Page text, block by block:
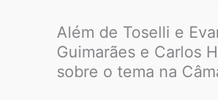
Além de Toselli e
Guimarães e Carlos
sobre o tema na